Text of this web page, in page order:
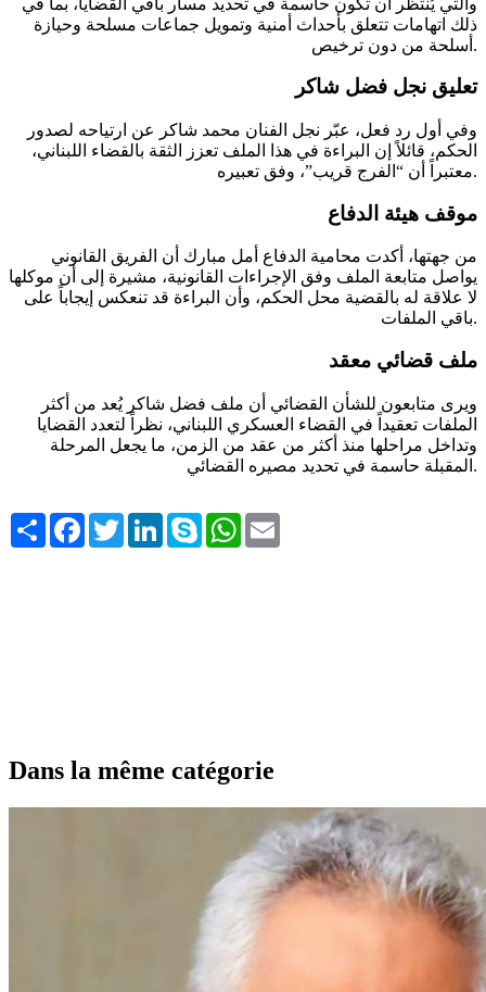
ذلك اتهامات تتعلق بأحداث أمنية وتمويل جماعات مسلحة وحيازة
أسلحة من دون ترخيص.
تعليق نجل فضل شاكر
وفي أول رد فعل، عبّر نجل الفنان محمد شاكر عن ارتياحه لصدور
الحكم، قائلاً إن البراءة في هذا الملف تعزز الثقة بالقضاء اللبناني،
معتبراً أن “الفرج قريب”، وفق تعبيره.
موقف هيئة الدفاع
من جهتها، أكدت محامية الدفاع أمل مبارك أن الفريق القانوني
يواصل متابعة الملف وفق الإجراءات القانونية، مشيرة إلى أن موكلها
لا علاقة له بالقضية محل الحكم، وأن البراءة قد تنعكس إيجاباً على
باقي الملفات.
ملف قضائي معقد
ويرى متابعون للشأن القضائي أن ملف فضل شاكر يُعد من أكثر
الملفات تعقيداً في القضاء العسكري اللبناني، نظراً لتعدد القضايا
وتداخل مراحلها منذ أكثر من عقد من الزمن، ما يجعل المرحلة
المقبلة حاسمة في تحديد مصيره القضائي.
Share FacebookTwitterLinkedInSkype WhatsApp
Dans la même catégorie